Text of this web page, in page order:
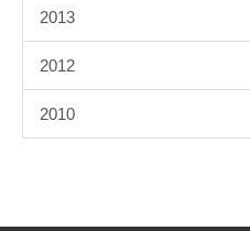
2013
2012
2010